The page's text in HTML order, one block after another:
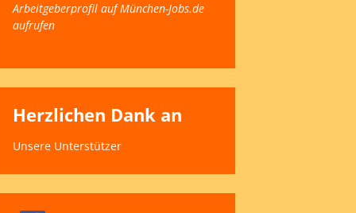
Arbeitgeberprofil auf München-Jobs.de
aufrufen
Herzlichen Dank an
Unsere Unterstützer